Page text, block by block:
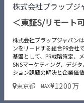
株式会社プラップジ
＜東証S/リモート
株式会社プラップジャパン
ンをリードする総合PR会社
基盤として、PR戦略策定、
SNSマーケティング、デジ
ション課題の解決と企業価
東京都 MAX 1200万